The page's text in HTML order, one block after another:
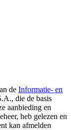
de Informatie- en
die de basis
aanbieding en
heb gelezen en
kan afmelden